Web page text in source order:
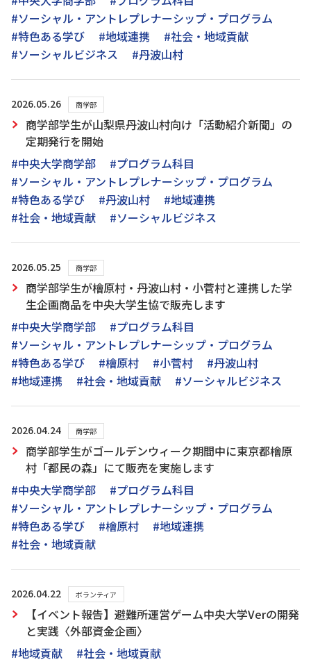
#ソーシャル・アントレプレナーシップ・プログラム
#特色ある学び
#地域連携
#社会・地域貢献
#ソーシャルビジネス
#丹波山村
2026.05.26 商学部
商学部学生が山梨県丹波山村向け「活動紹介新聞」の
定期発行を開始
#中央大学商学部
#プログラム科目
#ソーシャル・アントレプレナーシップ・プログラム
#特色ある学び
#丹波山村
#地域連携
#社会・地域貢献
#ソーシャルビジネス
2026.05.25 商学部
商学部学生が檜原村・丹波山村・小菅村と連携した学
生企画商品を中央大学生協で販売します
#中央大学商学部
#プログラム科目
#ソーシャル・アントレプレナーシップ・プログラム
#特色ある学び
#檜原村 #小菅村
#丹波山村
#地域連携
#社会・地域貢献 #ソーシャルビジネス
2026.04.24 商学部
商学部学生がゴールデンウィーク期間中に東京都檜原
村「都民の森」にて販売を実施します
#中央大学商学部
#プログラム科目
#ソーシャル・アントレプレナーシップ・プログラム
#特色ある学び
#檜原村
#地域連携
#社会・地域貢献
2026.04.22 ボランティア
【イベント報告】避難所運営ゲーム中央大学Verの開発
と実践〈外部資金企画〉
#地域貢献
#社会・地域貢献